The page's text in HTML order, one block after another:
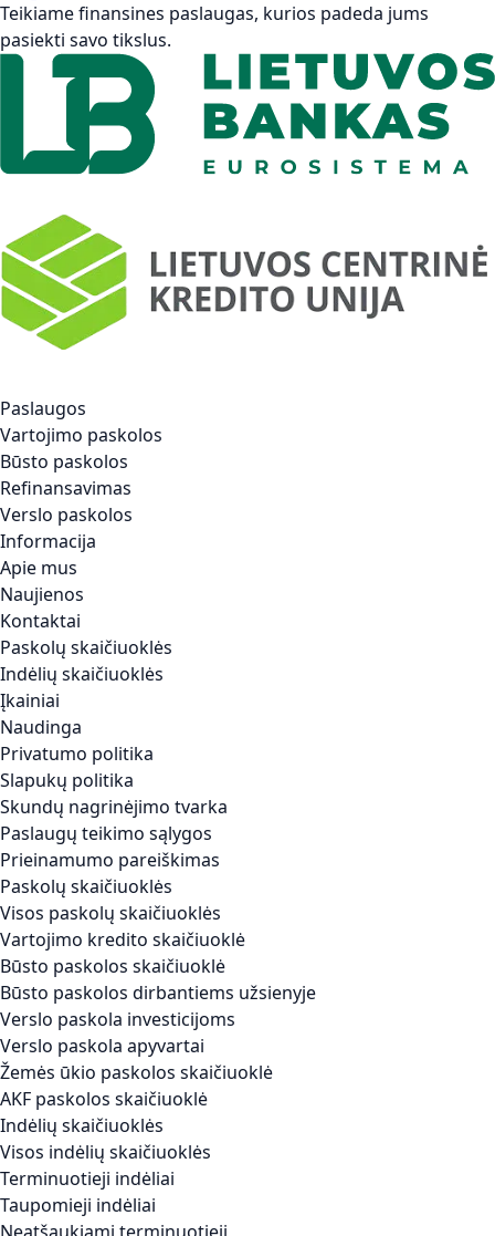
Teikiame finansines paslaugas, kurios padeda jums
pasiekti savo tikslus.
Paslaugos
Vartojimo paskolos
Būsto paskolos
Refinansavimas
Verslo paskolos
Informacija
Apie mus
Naujienos
Kontaktai
Paskolų skaičiuoklės
Indėlių skaičiuoklės
Įkainiai
Naudinga
Privatumo politika
Slapukų politika
Skundų nagrinėjimo tvarka
Paslaugų teikimo sąlygos
Prieinamumo pareiškimas
Paskolų skaičiuoklės
Visos paskolų skaičiuoklės
Vartojimo kredito skaičiuoklė
Būsto paskolos skaičiuoklė
Būsto paskolos dirbantiems užsienyje
Verslo paskola investicijoms
Verslo paskola apyvartai
Žemės ūkio paskolos skaičiuoklė
AKF paskolos skaičiuoklė
Indėlių skaičiuoklės
Visos indėlių skaičiuoklės
Terminuotieji indėliai
Taupomieji indėliai